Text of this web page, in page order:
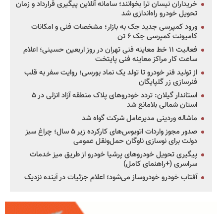
خریداران نیسان ترا بخوانند؛ سامانه آنلاین پیگیری قرارداد و زمان
تحویل خودرو راه‌اندازی شد
ورود کمپرسی جدید جک به بازار؛ مشخصات فنی و امکانات
کامیونت کمپرسی جک ۶ تن
فعالیت ۱۱ خط معاینه فنی تهران در روز اربعین حسینی؛ اعلام
ساعت کار مراکز معاینه فنی پایتخت
از تولید فنر خودرو تا تولد یک نماد بورسی؛ روایت سفر به قلب
فنرسازی زر گلپایگان
استاندار گیلان: تردد خودروهای پلاک منطقه آزاد انزلی در ۵
استان شمالی بلامانع شد
ماشاله وردینی مدیرعامل شرکت گواه شد
صدور مجوز واردات اتوبوس‌های کارکرده زیر ۵ سال؛ چراغ سبز
دولت برای نوسازی ناوگان حمل‌ونقل عمومی
پیگیری تحویل خودروهای پرشیا خودرو از طریق میز خدمات
سراسری (+راهنمای کامل)
آفتاب خودرو خودروساز می‌شود؛ اعلام جزئیات در آینده نزدیک